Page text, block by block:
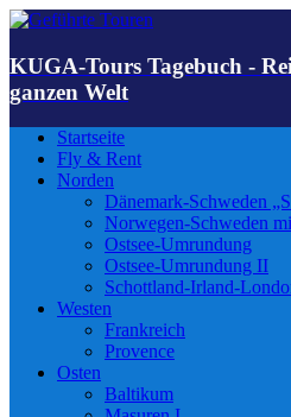
KUGA-Tours Tagebuch -
ganzen Welt
Startseite
Fly & Rent
Norden
Dänemark-Schweden
Norwegen-Schweden
Ostsee-Umrundung
Ostsee-Umrundung II
Schottland-Irland-
Westen
Frankreich
Provence
Osten
Baltikum